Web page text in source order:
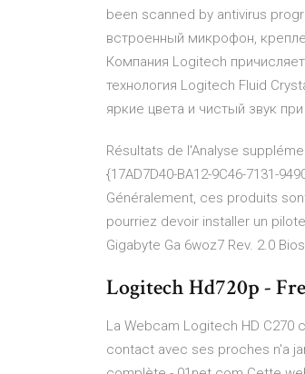
been scanned by antivirus
встроенный микрофон,
Компания Logitech
технология Logitech Fluid
яркие цвета и чистый звук
Résultats de l'Analyse
{17AD7D40-BA12-9C46-7131-
Généralement, ces produits
pourriez devoir installer un
Gigabyte Ga 6woz7 Rev. 2.0
Logitech Hd720p -
La Webcam Logitech HD
contact avec ses proches n'a